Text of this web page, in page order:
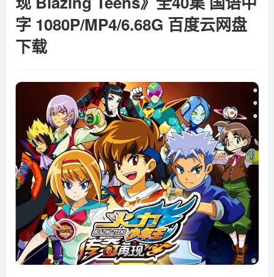
字 1080P/MP4/6.68G 百度云网盘
下载